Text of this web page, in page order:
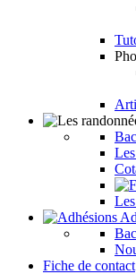
Fiche de contact